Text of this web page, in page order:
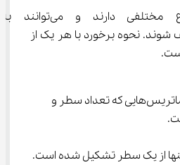
ماتریس‌ها خود انواع
و … تعریف شوند. نحوه برخورد با هر یک از
ماتریس مربعی: ماتریس‌هایی که تعداد سطر و
از یک سطر تشکیل شده است.